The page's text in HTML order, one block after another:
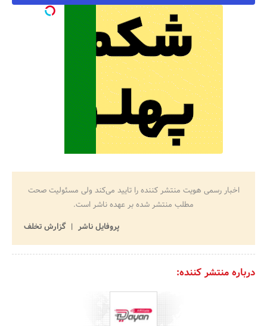
اخبار رسمی هویت منتشر کننده را تایید می‌کند ولی مسئولیت صحت
مطلب منتشر شده بر عهده ناشر است.
پروفایل ناشر
گزارش تخلف
درباره منتشر کننده: